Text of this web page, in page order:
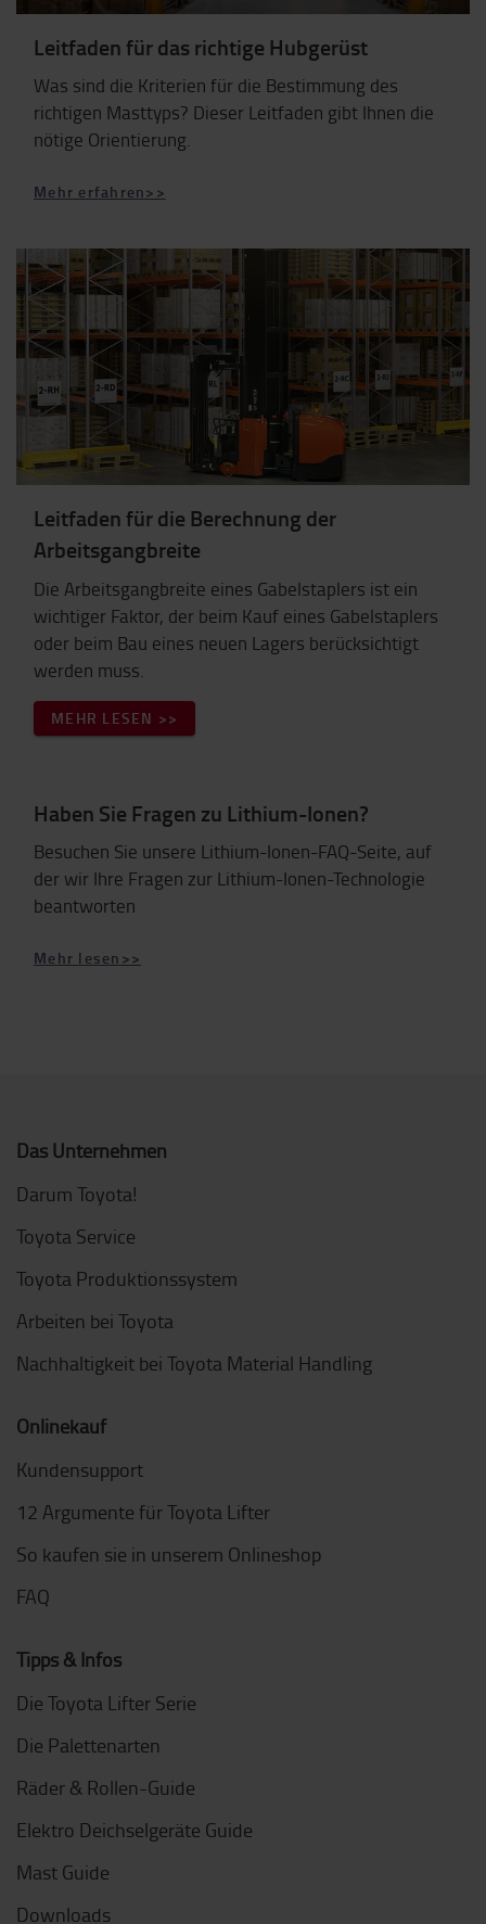
Leitfaden für das richtige Hubgerüst
Was sind die Kriterien für die Bestimmung des
richtigen Masttyps? Dieser Leitfaden gibt Ihnen die
nötige Orientierung.
Mehr erfahren>>
Leitfaden für die Berechnung der
Arbeitsgangbreite
Die Arbeitsgangbreite eines Gabelstaplers ist ein
wichtiger Faktor, der beim Kauf eines Gabelstaplers
oder beim Bau eines neuen Lagers berücksichtigt
werden muss.
MEHR LESEN >>
Haben Sie Fragen zu Lithium-Ionen?
Besuchen Sie unsere Lithium-Ionen-FAQ-Seite, auf
der wir Ihre Fragen zur Lithium-Ionen-Technologie
beantworten
Mehr lesen>>
Das Unternehmen
Darum Toyota!
Toyota Service
Toyota Produktionssystem
Arbeiten bei Toyota
Nachhaltigkeit bei Toyota Material Handling
Onlinekauf
Kundensupport
12 Argumente für Toyota Lifter
So kaufen sie in unserem Onlineshop
FAQ
Tipps & Infos
Die Toyota Lifter Serie
Die Palettenarten
Räder & Rollen-Guide
Elektro Deichselgeräte Guide
Mast Guide
Downloads